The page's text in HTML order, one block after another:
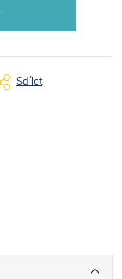
Sdílet